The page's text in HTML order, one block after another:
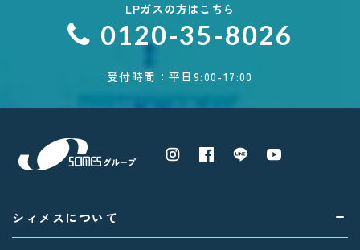
LPガスの方はこちら
0120-35-8026
受付時間：平日9:00-17:00
シィメスについて